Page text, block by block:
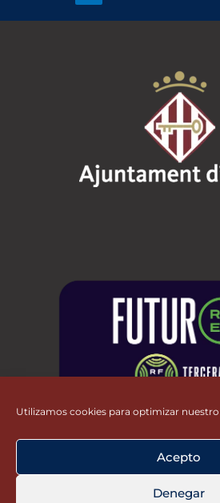
Utilizamos cookies para optimizar
Acepto
Denegar